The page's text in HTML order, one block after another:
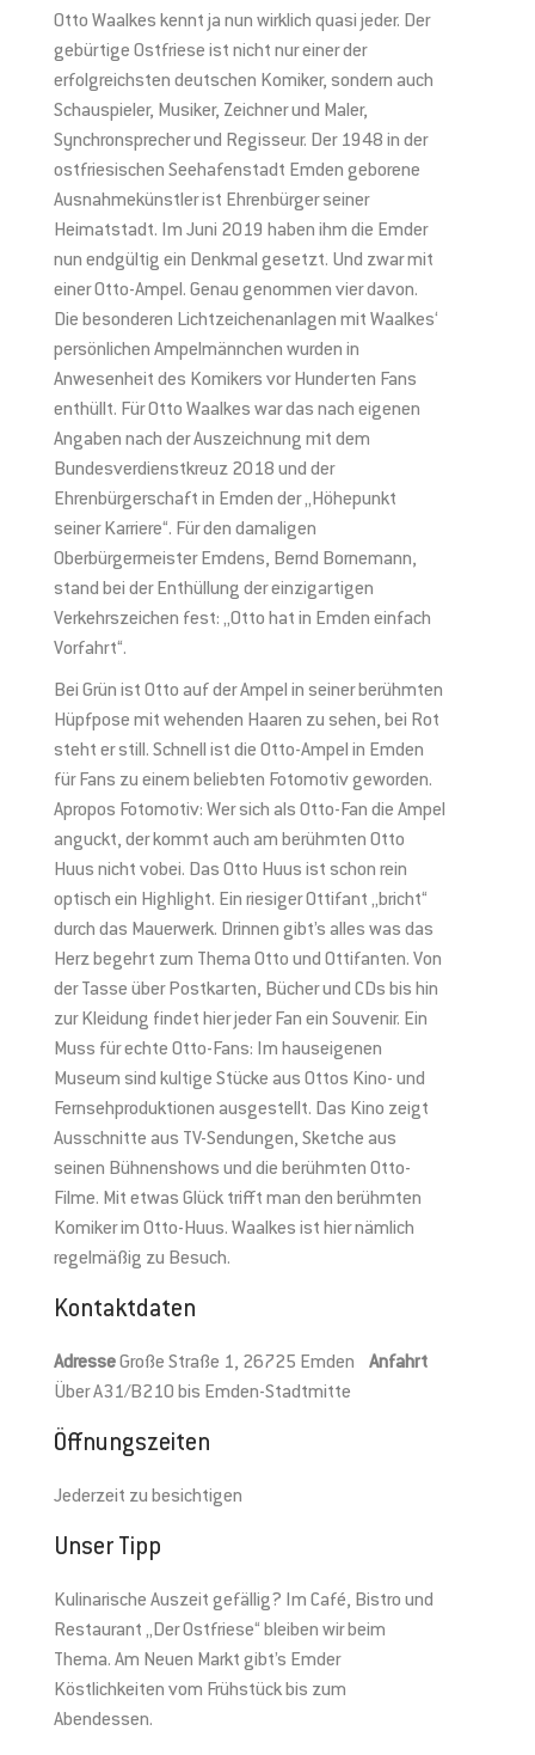
Otto Waalkes kennt ja nun wirklich quasi jeder. Der
gebürtige Ostfriese ist nicht nur einer der
erfolgreichsten deutschen Komiker, sondern auch
Schauspieler, Musiker, Zeichner und Maler,
Synchronsprecher und Regisseur. Der 1948 in der
ostfriesischen Seehafenstadt Emden geborene
Ausnahmekünstler ist Ehrenbürger seiner
Heimatstadt. Im Juni 2019 haben ihm die Emder
nun endgültig ein Denkmal gesetzt. Und zwar mit
einer Otto-Ampel. Genau genommen vier davon.
Die besonderen Lichtzeichenanlagen mit Waalkes‘
persönlichen Ampelmännchen wurden in
Anwesenheit des Komikers vor Hunderten Fans
enthüllt. Für Otto Waalkes war das nach eigenen
Angaben nach der Auszeichnung mit dem
Bundesverdienstkreuz 2018 und der
Ehrenbürgerschaft in Emden der „Höhepunkt
seiner Karriere“. Für den damaligen
Oberbürgermeister Emdens, Bernd Bornemann,
stand bei der Enthüllung der einzigartigen
Verkehrszeichen fest: „Otto hat in Emden einfach
Vorfahrt“.
Bei Grün ist Otto auf der Ampel in seiner berühmten
Hüpfpose mit wehenden Haaren zu sehen, bei Rot
steht er still. Schnell ist die Otto-Ampel in Emden
für Fans zu einem beliebten Fotomotiv geworden.
Apropos Fotomotiv: Wer sich als Otto-Fan die Ampel
anguckt, der kommt auch am berühmten Otto
Huus nicht vobei. Das Otto Huus ist schon rein
optisch ein Highlight. Ein riesiger Ottifant „bricht“
durch das Mauerwerk. Drinnen gibt’s alles was das
Herz begehrt zum Thema Otto und Ottifanten. Von
der Tasse über Postkarten, Bücher und CDs bis hin
zur Kleidung findet hier jeder Fan ein Souvenir. Ein
Muss für echte Otto-Fans: Im hauseigenen
Museum sind kultige Stücke aus Ottos Kino- und
Fernsehproduktionen ausgestellt. Das Kino zeigt
Ausschnitte aus TV-Sendungen, Sketche aus
seinen Bühnenshows und die berühmten Otto-
Filme. Mit etwas Glück trifft man den berühmten
Komiker im Otto-Huus. Waalkes ist hier nämlich
regelmäßig zu Besuch.
Kontaktdaten
AdresseGroße Straße 1, 26725 Emden Anfahrt
Über A31/B210 bis Emden-Stadtmitte
Öffnungszeiten
Jederzeit zu besichtigen
Unser Tipp
Kulinarische Auszeit gefällig? Im Café, Bistro und
Restaurant „Der Ostfriese“ bleiben wir beim
Thema. Am Neuen Markt gibt’s Emder
Köstlichkeiten vom Frühstück bis zum
Abendessen.